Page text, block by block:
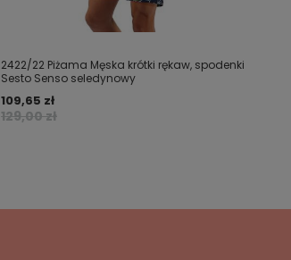
2422/22 Piżama Męska krótki rękaw, spodenki
Sesto Senso seledynowy
129,00 zł
109,65 zł